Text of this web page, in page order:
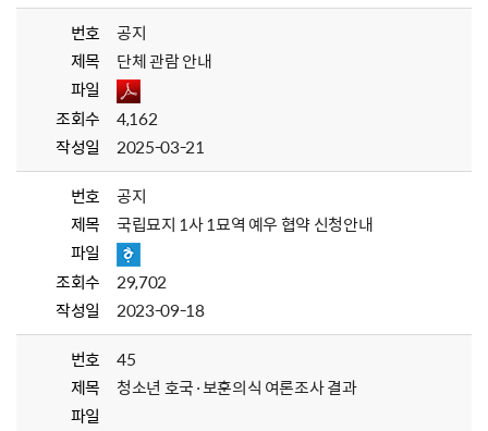
번호
공지
제목
단체 관람 안내
파일
조회수
4,162
작성일
2025-03-21
번호
공지
제목
국립묘지 1사 1묘역 예우 협약 신청안내
파일
조회수
29,702
작성일
2023-09-18
번호
45
제목
청소년 호국·보훈의식 여론조사 결과
파일